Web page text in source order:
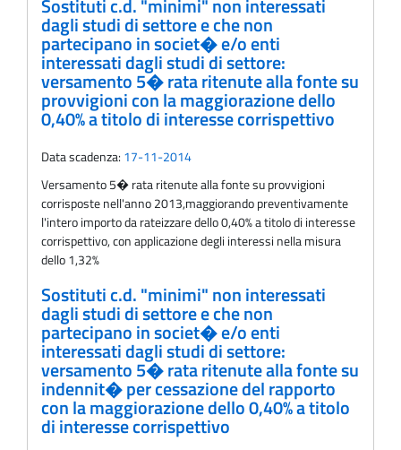
Sostituti c.d. "minimi" non interessati
dagli studi di settore e che non
partecipano in societ� e/o enti
interessati dagli studi di settore:
versamento 5� rata ritenute alla fonte su
provvigioni con la maggiorazione dello
0,40% a titolo di interesse corrispettivo
Data scadenza: 17-11-2014
Versamento 5� rata ritenute alla fonte su provvigioni
corrisposte nell'anno 2013,maggiorando preventivamente
l'intero importo da rateizzare dello 0,40% a titolo di interesse
corrispettivo, con applicazione degli interessi nella misura
dello 1,32%
Sostituti c.d. "minimi" non interessati
dagli studi di settore e che non
partecipano in societ� e/o enti
interessati dagli studi di settore:
versamento 5� rata ritenute alla fonte su
indennit� per cessazione del rapporto
con la maggiorazione dello 0,40% a titolo
di interesse corrispettivo